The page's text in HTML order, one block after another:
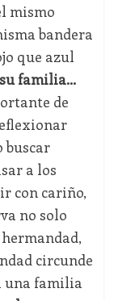
mismo
bandera
que azul
familia...
de
buscar
a los
con cariño,
no solo
circunde
una familia